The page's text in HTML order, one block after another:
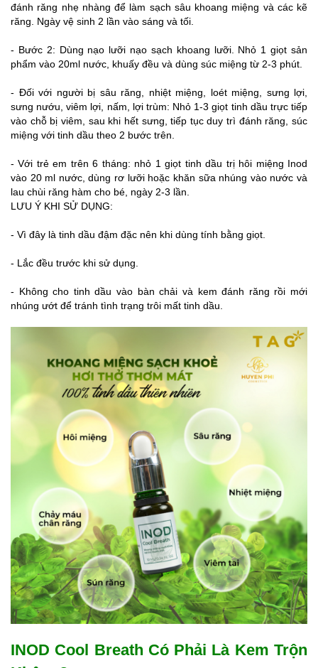
đánh răng nhẹ nhàng để làm sạch sâu khoang miệng và các kẽ
răng. Ngày vệ sinh 2 lần vào sáng và tối.
- Bước 2: Dùng nạo lưỡi nạo sạch khoang lưỡi. Nhỏ 1 giọt sản
phẩm vào 20ml nước, khuấy đều và dùng súc miệng từ 2-3 phút.
- Đối với người bị sâu răng, nhiệt miệng, loét miệng, sưng lợi,
sưng nướu, viêm lợi, nấm, lợi trùm: Nhỏ 1-3 giọt tinh dầu trực tiếp
vào chỗ bị viêm, sau khi hết sưng, tiếp tục duy trì đánh răng, súc
miệng với tinh dầu theo 2 bước trên.
- Với trẻ em trên 6 tháng: nhỏ 1 giọt tinh dầu trị hôi miệng Inod
vào 20 ml nước, dùng rơ lưỡi hoặc khăn sữa nhúng vào nước và
lau chùi răng hàm cho bé, ngày 2-3 lần.
LƯU Ý KHI SỬ DỤNG:
- Vì đây là tinh dầu đậm đặc nên khi dùng tính bằng giọt.
- Lắc đều trước khi sử dụng.
- Không cho tinh dầu vào bàn chải và kem đánh răng rồi mới
nhúng ướt để tránh tình trạng trôi mất tinh dầu.
INOD Cool Breath Có Phải Là Kem Trộn